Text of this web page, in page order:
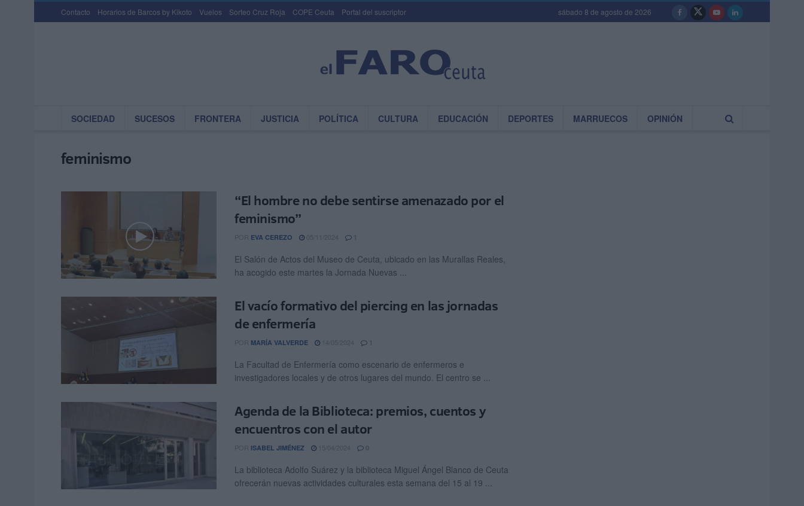
Contacto Horarios de Barcos by Kikoto Vuelos Sorteo Cruz Roja COPE Ceuta Portal del suscriptor sábado 8 de agosto de 2026
SOCIEDAD SUCESOS FRONTERA JUSTICIA POLÍTICA CULTURA EDUCACIÓN DEPORTES MARRUECOS OPINIÓN
feminismo
“El hombre no debe sentirse amenazado por el
feminismo”
POR EVA CEREZO 1
El Salón de Actos del Museo de Ceuta, ubicado en las Murallas Reales,
ha acogido este martes la Jornada Nuevas ...
El vacío formativo del piercing en las jornadas
de enfermería
POR MARÍA VALVERDE 1
La Facultad de Enfermería como escenario de enfermeros e
investigadores locales y de otros lugares del mundo. El centro se ...
Agenda de la Biblioteca: premios, cuentos y
encuentros con el autor
POR ISABEL JIMÉNEZ 0
La biblioteca Adolfo Suárez y la biblioteca Miguel Ángel Blanco de Ceuta
ofrecerán nuevas actividades culturales esta semana del 15 al 19 ...